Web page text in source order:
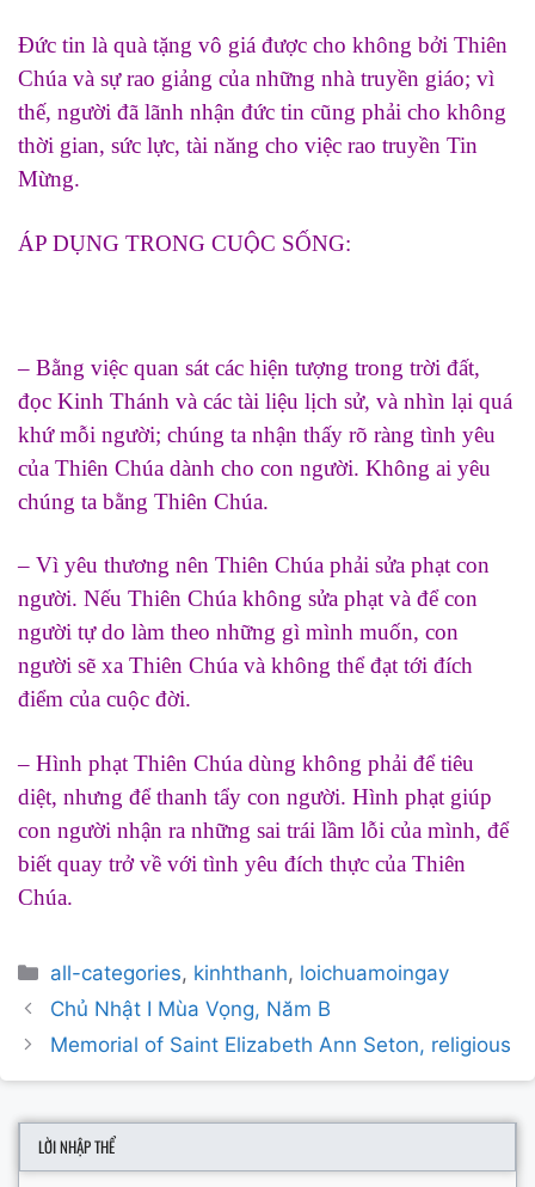
Đức tin là quà tặng vô giá được cho không bởi Thiên
Chúa và sự rao giảng của những nhà truyền giáo; vì
thế, người đã lãnh nhận đức tin cũng phải cho không
thời gian, sức lực, tài năng cho việc rao truyền Tin
Mừng.
ÁP DỤNG TRONG CUỘC SỐNG:
– Bằng việc quan sát các hiện tượng trong trời đất,
đọc Kinh Thánh và các tài liệu lịch sử, và nhìn lại quá
khứ mỗi người; chúng ta nhận thấy rõ ràng tình yêu
của Thiên Chúa dành cho con người. Không ai yêu
chúng ta bằng Thiên Chúa.
– Vì yêu thương nên Thiên Chúa phải sửa phạt con
người. Nếu Thiên Chúa không sửa phạt và để con
người tự do làm theo những gì mình muốn, con
người sẽ xa Thiên Chúa và không thể đạt tới đích
điểm của cuộc đời.
– Hình phạt Thiên Chúa dùng không phải để tiêu
diệt, nhưng để thanh tẩy con người. Hình phạt giúp
con người nhận ra những sai trái lầm lỗi của mình, để
biết quay trở về với tình yêu đích thực của Thiên
Chúa.
Categories
all-categories, kinhthanh, loichuamoingay
Post
navigation
Chủ Nhật I Mùa Vọng, Năm B
Memorial of Saint Elizabeth Ann Seton, religious
LỜI NHẬP THỂ